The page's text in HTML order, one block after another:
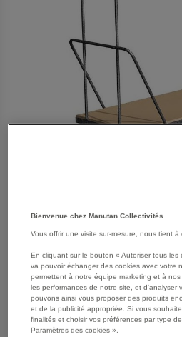
BEGINNING
IMAGES
GALLERY
Les avantages
Cadre soudé en tube métal
Ridelles et renforts en tube acier
Revêtement peinture époxy
Voir le descriptif complet
Bienvenue chez Manutan Collectivités
Vous offrir une visite sur-mesure, nous tient à
En cliquant sur le bouton « Autoriser tous les
va pouvoir échanger des cookies avec votre
permettent à notre équipe marketing et à
les performances de notre site, et d'analyser
pouvons ainsi vous proposer des produits
et de la publicité appropriée. Si vous
finalités et choisir vos préférences par type
Paramètres des cookies ».